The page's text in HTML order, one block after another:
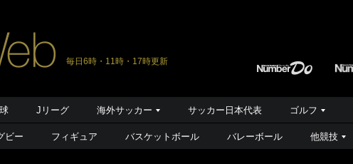
毎日6時・11時・17時更新
Jリーグ 海外サッカー サッカー日本代表 ゴルフ
ビー フィギュア バスケットボール バレーボール 他競技